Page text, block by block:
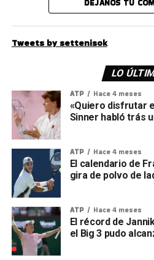
DEJANOS TU
Tweets by settenisok
LO
ATP Hace 4 meses
«Quiero disfrutar
Sinner habló trás
ATP Hace 4 meses
El calendario de
gira de polvo de
ATP Hace 4 meses
El récord de
el Big 3 pudo